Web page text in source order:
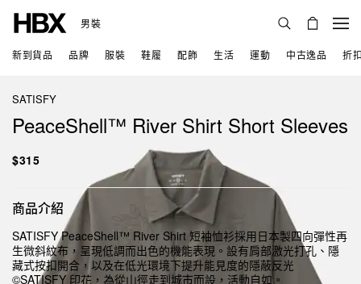
男裝
新到貨品 品牌 服裝 鞋履 配飾 生活 運動 中古逸品 折
SATISFY
PeaceShell™ River Shirt Short Sleeves
$315
商品介紹
SATISFY PeaceShell™ River Shirt 短袖恤衫採用日本製四向彈性再
生微斜紋布，呈現低調而出色的機能表現。設有肩部激光打孔、隱
藏式按扣開合，以及在低光環境下提升能見度的隱蔽反光
©SATISFY 印花，為從山徑走到城市而設，活動自如。